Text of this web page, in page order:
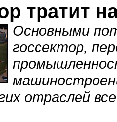
тратит
Основными
госсектор,
отраслей